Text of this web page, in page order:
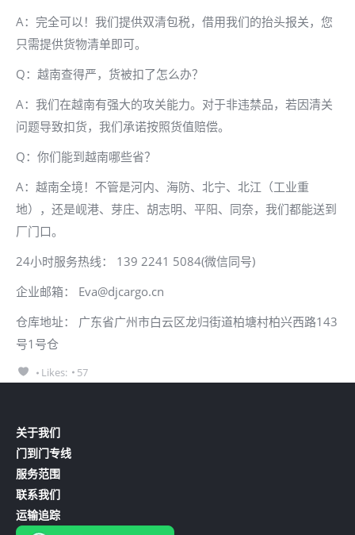
A：完全可以！我们提供双清包税，借用我们的抬头报关，您
只需提供货物清单即可。
Q：越南查得严，货被扣了怎么办？
A：我们在越南有强大的攻关能力。对于非违禁品，若因清关
问题导致扣货，我们承诺按照货值赔偿。
Q：你们能到越南哪些省？
A：越南全境！不管是河内、海防、北宁、北江（工业重
地），还是岘港、芽庄、胡志明、平阳、同奈，我们都能送到
厂门口。
24小时服务热线： 139 2241 5084(微信同号)
企业邮箱： Eva@djcargo.cn
仓库地址： 广东省广州市白云区龙归街道柏塘村柏兴西路143
号1号仓
Likes: 57
关于我们
门到门专线
服务范围
联系我们
运输追踪